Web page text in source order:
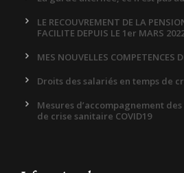
LE RECOUVREMENT DE LA
FACILITE DEPUIS LE 1er MARS
MES NOUVELLES COMPETENCES
Droits des salariés en temps de
Mesures d’accompagnement
de crise sanitaire COVID19